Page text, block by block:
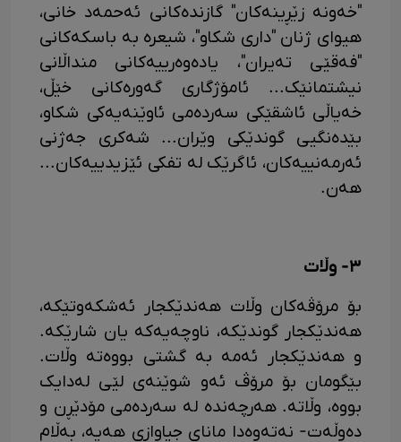
"خەونە زێڕینەکان" گازندەکانی ئەحمەد خانی،
هیوای ژنان "داری شکاو"، شیعرە بە باسکەکانی
"فەقێی تەیران"، یادەوەرییەکانی منداڵانی
نیشتمانێک... ئامۆژگاری گەورەکانی خێڵ،
خەیاڵی ئاشقێکی سەردەمی ئاوێنەیەکی شکاو،
بێدەنگیی گوندێکی وێران... شەکری جەژنی
ئەرمەنییەکان، ئاگرێک لە تفکی ئێزیدییەکان...
هەن.
٣- وڵات
بۆ مرۆڤەکان وڵات هەندێکجار ئەشکەوتێکە،
هەندێکجار گوندێکە، ناوچەیەکە یان شارێکە.
و هەندێکجار ئەمە بە گشتی بووەتە وڵات.
بێگومان بۆ مرۆڤ ئەو شوێنەی لێی لەدایک
بووە، وڵاتە. هەرچەندە لە سەردەمی مۆدێڕن و
دەوڵەت- نەتەوەدا مانای جیاوازی هەیە، بەڵام